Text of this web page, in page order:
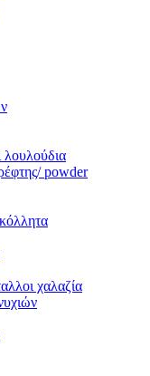
powder
χαλαζία